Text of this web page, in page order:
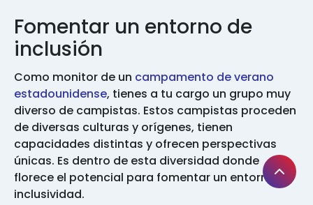
Fomentar un entorno de
inclusión
Como monitor de un campamento de verano
estadounidense, tienes a tu cargo un grupo muy
diverso de campistas. Estos campistas proceden
de diversas culturas y orígenes, tienen
capacidades distintas y ofrecen perspectivas
únicas. Es dentro de esta diversidad donde
florece el potencial para fomentar un entorno de
inclusividad.